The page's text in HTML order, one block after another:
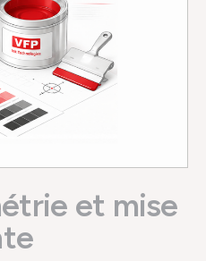
et mise